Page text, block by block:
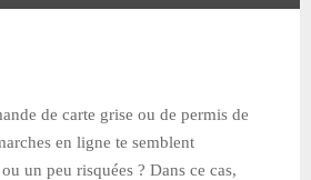
de carte grise ou de permis de
en ligne te semblent
un peu risquées ? Dans ce cas,